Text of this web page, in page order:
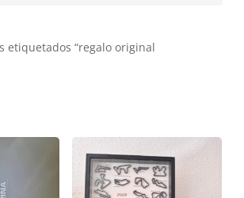
etiquetados “regalo original